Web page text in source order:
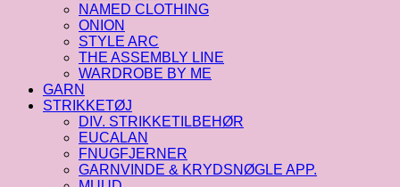
NAMED CLOTHING
ONION
STYLE ARC
THE ASSEMBLY LINE
WARDROBE BY ME
GARN
STRIKKETØJ
DIV. STRIKKETILBEHØR
EUCALAN
FNUGFJERNER
GARNVINDE & KRYDSNØGLE APP.